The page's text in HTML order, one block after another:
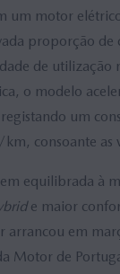
um motor
proporção
de utilização
o modelo
um
consoante as
equilibrada à
e maior
em
Motor de